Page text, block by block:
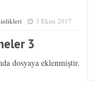
3 Ekim 2017
3
dosyaya eklenmiştir.